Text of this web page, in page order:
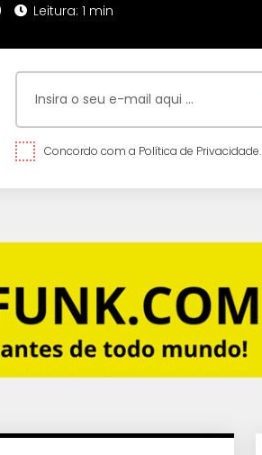
Leitura: 1 min
Concordo com a Política de Privacidade.